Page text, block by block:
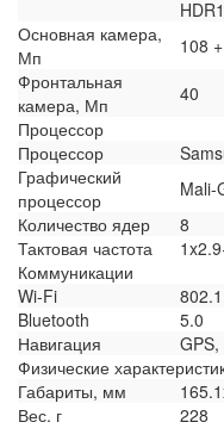
Основная камера,
Мп
108
Фронтальная
камера, Мп
40
Процессор
Процессор
Графический
процессор
Mali-
Количество ядер
8
Тактовая частота
Коммуникации
Wi-Fi
Bluetooth
5.0
Навигация
Физические
Габариты, мм
Вес, г
228